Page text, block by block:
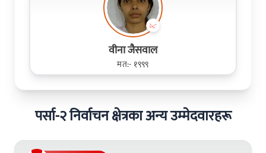
वीना जैसवाल
मत:- १९९९
पर्सा-२ निर्वाचन क्षेत्रका अन्य उम्मेदवारहरू